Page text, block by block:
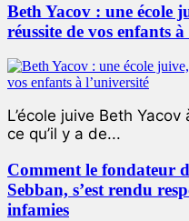
Beth Yacov : une école
réussite de vos enfants
L’école juive Beth
ce qu’il y a de...
Comment le fondateur
Sebban, s’est rendu
infamies